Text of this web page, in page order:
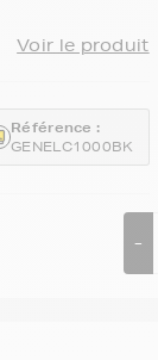
Voir le produit
Référence :
GENELC1000BK
-